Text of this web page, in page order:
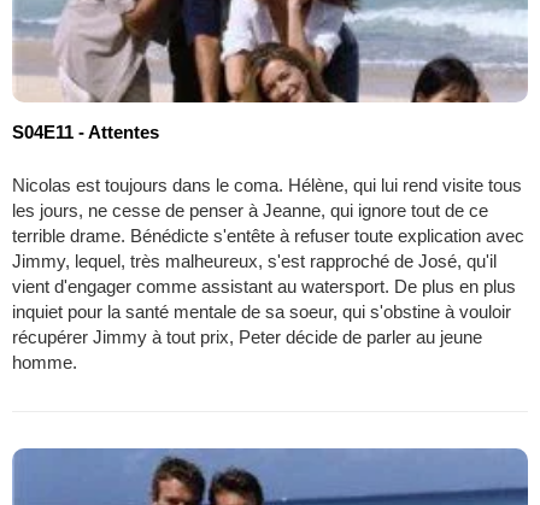
S04E11 - Attentes
Nicolas est toujours dans le coma. Hélène, qui lui rend visite tous
les jours, ne cesse de penser à Jeanne, qui ignore tout de ce
terrible drame. Bénédicte s'entête à refuser toute explication avec
Jimmy, lequel, très malheureux, s'est rapproché de José, qu'il
vient d'engager comme assistant au watersport. De plus en plus
inquiet pour la santé mentale de sa soeur, qui s'obstine à vouloir
récupérer Jimmy à tout prix, Peter décide de parler au jeune
homme.